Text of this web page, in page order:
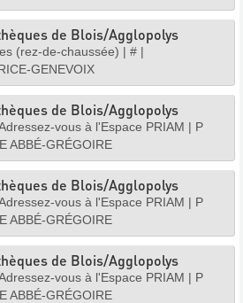
de Blois/Agglopolys
(rez-de-chaussée) | # |
GENEVOIX
de Blois/Agglopolys
vous à l'Espace PRIAM | P
ABBÉ-GRÉGOIRE
de Blois/Agglopolys
vous à l'Espace PRIAM | P
ABBÉ-GRÉGOIRE
de Blois/Agglopolys
vous à l'Espace PRIAM | P
ABBÉ-GRÉGOIRE